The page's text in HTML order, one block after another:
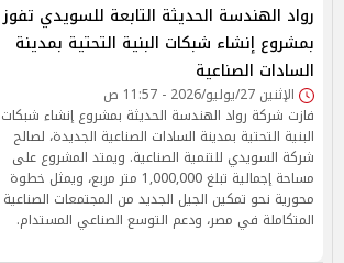
رواد الهندسة الحديثة التابعة للسويدي تفوز
بمشروع إنشاء شبكات البنية التحتية بمدينة
السادات الصناعية
الإثنين 27/يوليو/2026 - 11:57 ص
فازت شركة رواد الهندسة الحديثة بمشروع إنشاء شبكات
البنية التحتية بمدينة السادات الصناعية الجديدة، لصالح
شركة السويدي للتنمية الصناعية. ويمتد المشروع على
مساحة إجمالية تبلغ 1,000,000 متر مربع، ويمثل خطوة
محورية نحو تمكين الجيل الجديد من المجتمعات الصناعية
المتكاملة في مصر، ودعم التوسع الصناعي المستدام.